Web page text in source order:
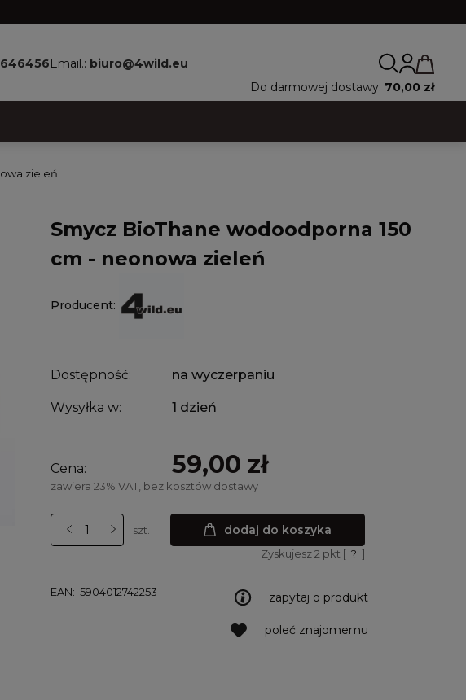
Email.: biuro@4wild.eu
Do darmowej dostawy: 70,00 zł
zieleń
Smycz BioThane wodoodporna 150
cm - neonowa zieleń
Producent:
Dostępność: na wyczerpaniu
Wysyłka w: 1 dzień
Cena: 59,00 zł
zawiera 23% VAT, bez kosztów dostawy
szt. dodaj do koszyka
Zyskujesz2 pkt [ ? ]
EAN: 5904012742253 zapytaj o produkt
poleć znajomemu